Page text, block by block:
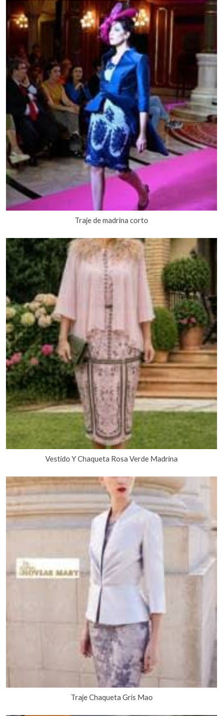
Traje de madrina corto
Vestido Y Chaqueta Rosa Verde Madrina
Traje Chaqueta Gris Mao